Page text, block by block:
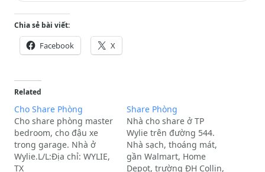
Chia sẻ bài viết:
Facebook X
Related
Cho Share Phòng
Cho share phòng master
bedroom, cho đậu xe
trong garage. Nhà ở
Wylie.L/L:Địa chỉ: WYLIE,
TX
Share Phòng
Nhà cho share ở TP
Wylie trên đường 544.
Nhà sạch, thoáng mát,
gần Walmart, Home
Depot, trường ĐH Collin,